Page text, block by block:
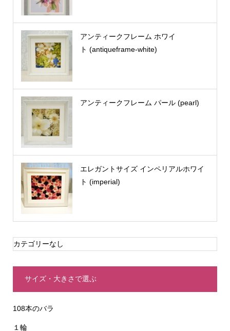
アンティークフレーム ホワイ
ト (antiqueframe-white)
アンティークフレーム パール (pearl)
エレガントサイズ インペリアルホワイ
ト (imperial)
カテゴリーなし
サイズ・大きさで選ぶ
108本のバラ
１輪